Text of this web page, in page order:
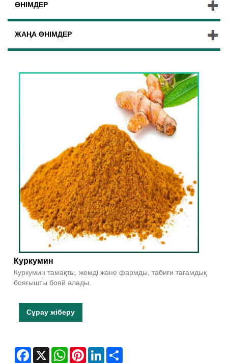
ӨНІМДЕР
ЖАҢА ӨНІМДЕР
Куркумин
Куркумин тамақты, жемді және фармды, табиғи тағамдық
бояғышты бояй алады.
Сұрау жіберу
Facebook
X WhatsAppPinterestLinkedIn